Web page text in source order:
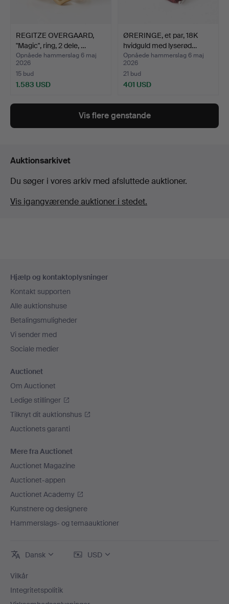
REGITZE OVERGAARD,
"Magic", ring, 2 dele, …
Opnåede hammerslag 6 maj
2026
15 bud
1.583 USD
ØRERINGE, et par, 18K
hvidguld med lyserød…
Opnåede hammerslag 6 maj
2026
21 bud
401 USD
Vis flere genstande
Auktionsarkivet
Du søger i vores arkiv med afsluttede auktioner.
Vis igangværende auktioner i stedet.
Hjælp og kontaktoplysninger
Kontakt supporten
Alle auktionshuse
Betalingsmuligheder
Vi sender med
Sociale medier
Auctionet
Om Auctionet
Ledige stillinger
Tilknyt dit auktionshus
Auctionets garanti
Mere fra Auctionet
Auctionet Magazine
Auctionet-appen
Auctionet Academy
Kunstnere og designere
Hammerslags- og temaauktioner
Dansk USD
Vilkår
Integritetspolitik